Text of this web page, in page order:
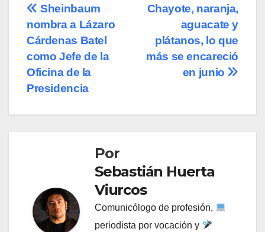
Navegación
de
entradas
Chayote, naranja,
aguacate y
plátanos, lo que
más se encareció
en junio
Sheinbaum
nombra a Lázaro
Cárdenas Batel
como Jefe de la
Oficina de la
Presidencia
Por
Sebastián Huerta
Viurcos
Comunicólogo de profesión,
periodista por vocación y